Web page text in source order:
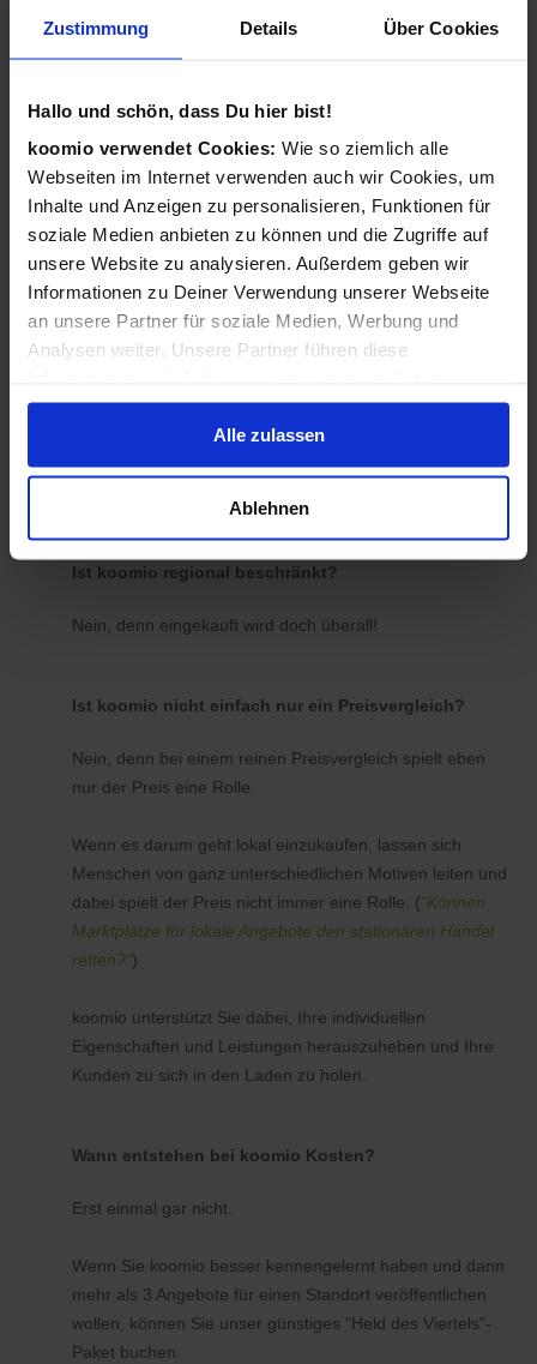
Zustimmung Details Über Cookies
Hallo und schön, dass Du hier bist!
koomio verwendet Cookies: Wie so ziemlich alle
Webseiten im Internet verwenden auch wir Cookies, um
Inhalte und Anzeigen zu personalisieren, Funktionen für
soziale Medien anbieten zu können und die Zugriffe auf
unsere Website zu analysieren. Außerdem geben wir
Informationen zu Deiner Verwendung unserer Webseite
an unsere Partner für soziale Medien, Werbung und
Analysen weiter. Unsere Partner führen diese
zusammen, die Du ihnen bereitgestellt hast oder die sie
im Rahmen Deiner Nutzung der Dienste gesammelt
haben.
Alle zulassen
Ablehnen
Wie funktioniert koomio?
Geschäftsinformationen vervollständigen, Angebote
Wir kümmern uns dann darum, dass Ihre Informationen
zu Ihren Kunden gelangen: Auf der koomio-Webseite, in
unseren Apps und in Suchmaschinen - daheim auf der
Couch und unterwegs auf dem Smartphone!
Ist koomio für alle Unternehmen gedacht?
Ja! koomio hilft deminhabergeführten Einzelhandel
genauso wie einerlandesweiten Handelskette
reinenDienstleister.
Ist koomio regional beschränkt?
Nein, denn eingekauft wird doch überall!
Ist koomio nicht einfach nur ein Preisvergleich?
Nein, denn bei einem reinen Preisvergleich spielt eben
nur der Preis eine Rolle.
Wenn es darum geht lokal einzukaufen, lassen sich
Menschen von ganz unterschiedlichen Motiven leiten und
dabei spielt der Preis nicht immer eine Rolle. ("Können
Marktplätze für lokale Angebote den stationären Handel
retten?")
koomio unterstützt Sie dabei, Ihre individuellen
Eigenschaften und Leistungen herauszuheben und Ihre
Kunden zu sich in den Laden zu holen.
Wann entstehen bei koomio Kosten?
Erst einmal gar nicht.
Wenn Sie koomio besser kennengelernt haben und dann
mehr als 3 Angebote für einen Standort veröffentlichen
wollen, können Sie unser günstiges "Held des Viertels"-
Paket buchen.